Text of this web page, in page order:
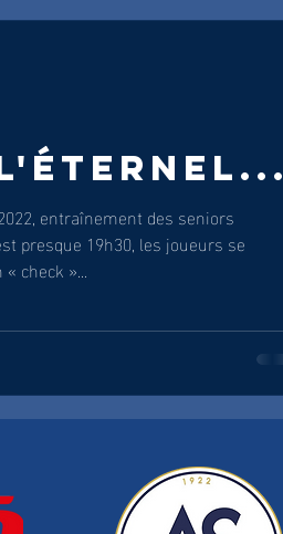
entraînement des seniors
presque 19h30, les joueurs se
check »...